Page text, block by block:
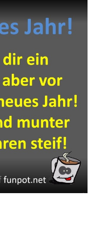
...
Anzeige